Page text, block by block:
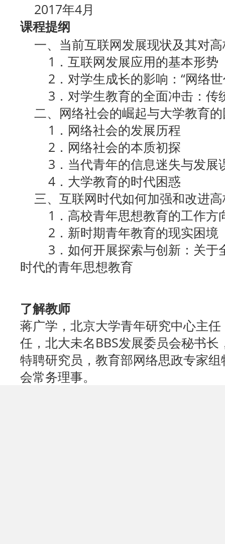
2017年4月
课程提纲
一、当前互联网发展现状及其对
1．互联网发展应用的基本形势
2．对学生成长的影响：“网络世
3．对学生教育的全面冲击：传
二、网络社会的崛起与大学教育
1．网络社会的发展历程
2．网络社会的本质初探
3．当代青年的信息迷失与发展
4．大学教育的时代困惑
三、互联网时代如何加强和改进
1．高校青年思想教育的工作方
2．新时期青年教育的现实困境
3．如何开展探索与创新：关于
时代的青年思想教育
了解教师
蒋广学，北京大学青年研究中心主
任，北大未名BBS发展委员会秘书
特聘研究员，教育部网络思政专家
会常务理事。